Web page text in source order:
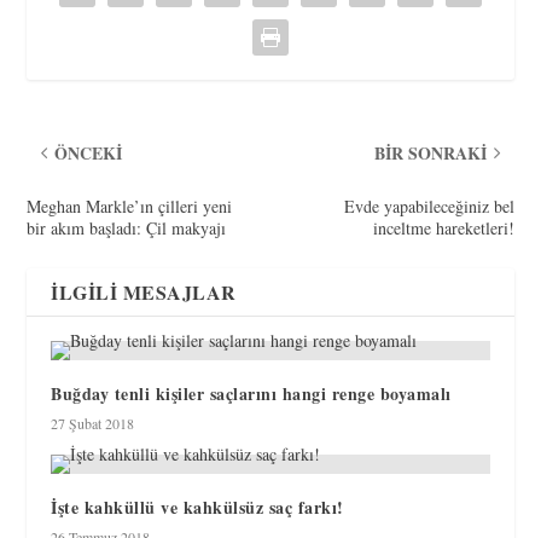
ÖNCEKI
Meghan Markle’ın çilleri yeni
bir akım başladı: Çil makyajı
BIR SONRAKI
Evde yapabileceğiniz bel
inceltme hareketleri!
İLGILI MESAJLAR
Buğday tenli kişiler saçlarını hangi renge boyamalı
27 Şubat 2018
İşte kahküllü ve kahkülsüz saç farkı!